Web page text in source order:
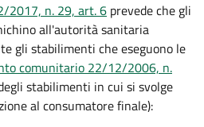
2017, n. 29, art. 6 prevede che gli
all'autorità sanitaria
gli stabilimenti che eseguono le
comunitario 22/12/2006, n.
stabilimenti in cui si svolge
al consumatore finale):